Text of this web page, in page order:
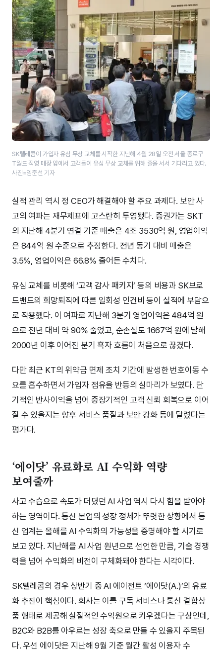
SK텔레콤이 가입자 유심 무상 교체를 시작한 지난해 4월 28일 오전 서울 종로구
T월드 직영 매장 앞에서 고객들이 유심 무상 교체를 위해 줄을 서서 기다리고 있다.
사진=임준선 기자
실적 관리 역시 정 CEO가 해결해야 할 주요 과제다. 보안 사
고의 여파는 재무제표에 고스란히 투영됐다. 증권가는 SKT
의 지난해 4분기 연결 기준 매출은 4조 3530억 원, 영업이익
은 844억 원 수준으로 추정한다. 전년 동기 대비 매출은
3.5%, 영업이익은 66.8% 줄어든 수치다.
유심 교체를 비롯해 ‘고객 감사 패키지’ 등의 비용과 SK브로
드밴드의 희망퇴직에 따른 일회성 인건비 등이 실적에 부담으
로 작용했다. 이 여파로 지난해 3분기 영업이익은 484억 원
으로 전년 대비 약 90% 줄었고, 순손실도 1667억 원에 달해
2000년 이후 이어진 분기 흑자 흐름이 처음으로 끊겼다.
다만 최근 KT의 위약금 면제 조치 기간에 발생한 번호이동 수
요를 흡수하면서 가입자 점유율 반등의 실마리가 보였다. 단
기적인 반사이익을 넘어 중장기적인 고객 신뢰 회복으로 이어
질 수 있을지는 향후 서비스 품질과 보안 강화 등에 달렸다는
평가다.
‘에이닷’ 유료화로 AI 수익화 역량
보여줄까
사고 수습으로 속도가 더뎠던 AI 사업 역시 다시 힘을 받아야
하는 영역이다. 통신 본업의 성장 정체가 뚜렷한 상황에서 통
신 업계는 올해를 AI 수익화의 가능성을 증명해야 할 시기로
보고 있다. 지난해를 AI 사업 원년으로 선언한 만큼, 기술 경쟁
력을 넘어 수익화의 비전이 구체화돼야 한다는 시각이다.
SK텔레콤의 경우 상반기 중 AI 에이전트 ‘에이닷(A.)’의 유료
화 추진이 핵심이다. 회사는 이를 구독 서비스나 통신 결합상
품 형태로 제공해 실질적인 수익원으로 키우겠다는 구상인데,
B2C와 B2B를 아우르는 성장 축으로 만들 수 있을지 주목된
다. 우선 에이닷은 지난해 9월 기준 월간 활성 이용자 수